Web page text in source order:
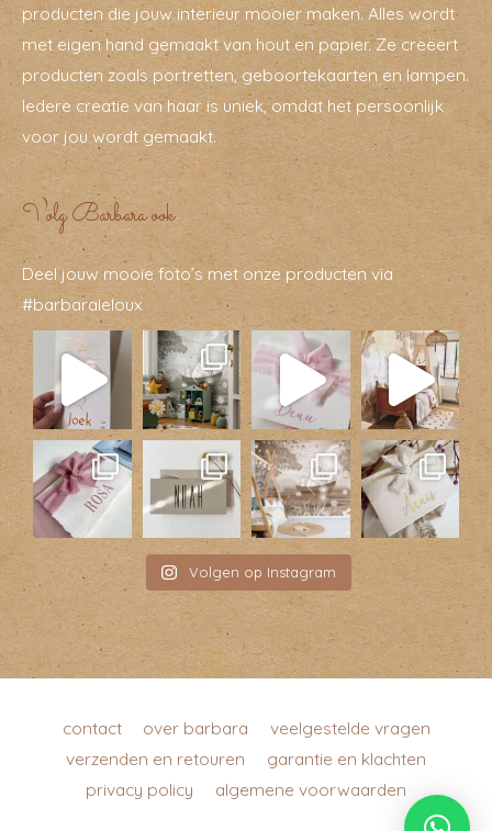
producten die jouw interieur mooier maken. Alles wordt
met eigen hand gemaakt van hout en papier. Ze creëert
producten zoals portretten, geboortekaarten en lampen.
Iedere creatie van haar is uniek, omdat het persoonlijk
voor jou wordt gemaakt.
Volg Barbara ook
Deel jouw mooie foto’s met onze producten via
#barbaraleloux
Volgen op Instagram
contact over barbara
veelgestelde vragen
verzenden en retouren
garantie en klachten
privacy policy
algemene voorwaarden